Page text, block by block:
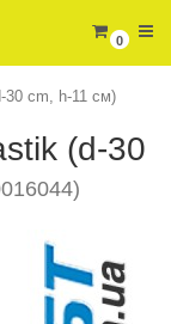
0
30 cm, h-11 см)
(d-30